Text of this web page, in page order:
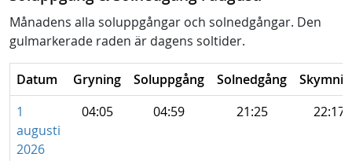
Månadens alla soluppgångar och solnedgångar. Den
gulmarkerade raden är dagens soltider.
Datum Gryning Soluppgång Solnedgång
1
augusti
2026
04:05 04:59 21:25 22:17